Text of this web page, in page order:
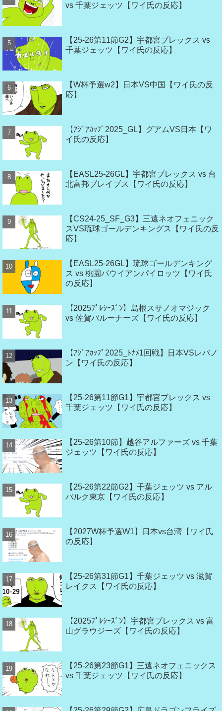
vs 千葉ジェッツ【ワイ氏の反応】
【25-26第11節G2】宇都宮ブレックス vs
千葉ジェッツ【ワイ氏の反応】
【W杯予選w2】日本VS中国【ワイ氏の反
応】
【ｱｼﾞｱｶｯﾌﾟ2025_GL】グアムVS日本【ワ
イ氏の反応】
【EASL25-26GL】宇都宮ブレックス vs 台
北富邦ブレイブス【ワイ氏の反応】
【CS24-25_SF_G3】三遠ネオフェニック
スVS琉球ゴールデンキングス【ワイ氏の反
応】
【EASL25-26GL】琉球ゴールデンキング
ス vs 桃園パウイアンパイロッツ【ワイ氏
の反応】
【2025ﾌﾟﾚｼｰｽﾞﾝ】島根スサノオマジック
vs 佐賀バルーナーズ【ワイ氏の反応】
【ｱｼﾞｱｶｯﾌﾟ2025_ﾄﾅﾒ1回戦】日本VSレバノ
ン【ワイ氏の反応】
【25-26第11節G1】宇都宮ブレックス vs
千葉ジェッツ【ワイ氏の反応】
【25-26第10節】越谷アルファーズ vs 千葉
ジェッツ【ワイ氏の反応】
【25-26第22節G2】千葉ジェッツ vs アル
バルク東京【ワイ氏の反応】
【2027W杯予選W1】日本vs台湾【ワイ氏
の反応】
【25-26第31節G1】千葉ジェッツ vs 滋賀
レイクス【ワイ氏の反応】
【2025ﾌﾟﾚｼｰｽﾞﾝ】宇都宮ブレックス vs 富
山グラウジーズ【ワイ氏の反応】
【25-26第23節G1】三遠ネオフェニックス
vs 千葉ジェッツ【ワイ氏の反応】